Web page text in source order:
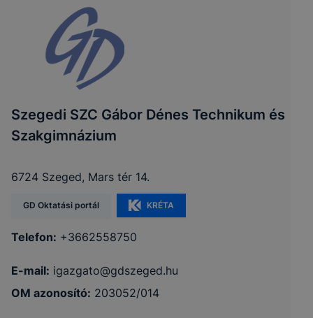
Szegedi SZC Gábor Dénes Technikum és
Szakgimnázium
6724 Szeged, Mars tér 14.
GD Oktatási portál KRÉTA
Telefon: +3662558750
E-mail: igazgato@gdszeged.hu
OM azonosító: 203052/014